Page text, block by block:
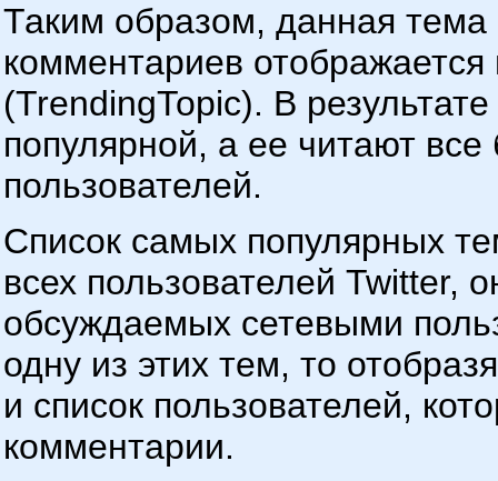
Таким образом, данная тема
комментариев
(TrendingTopic). В
популярной, а ее читают
пользователей.
Список самых популярных
всех пользователей Twitter,
обсуждаемых сетевыми
одну из этих тем, то
и список пользователей,
комментарии.